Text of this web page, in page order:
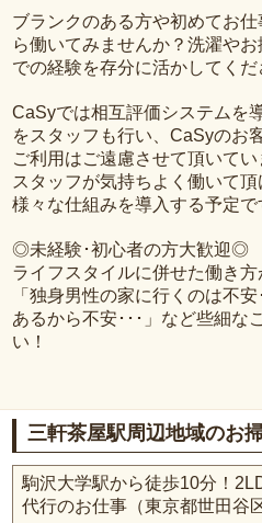
ブランクのある方や初めてお
ら働いてみませんか？洗濯や
での経験を存分に活かしてくだ
CaSyでは相互評価システムを
をスタッフも行い、CaSyのお
ご利用はご遠慮させて頂いてい
スタッフが気持ちよく働いて
様々な仕組みを導入する予定で
◎未経験･初心者の方大歓迎◎
ライフスタイルに併せた働き方
「独身男性の家に行くのは不
あるから不安･･･」など些細な
い！
三軒茶屋駅周辺地域のお
駒沢大学駅から徒歩10分！
代行のお仕事（東京都世田谷